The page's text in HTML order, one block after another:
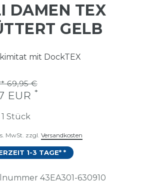
DAMEN TEX
GELB
mit DockTEX
69,95 €
EUR *
1 Stück
MwSt. zzgl. Versandkosten
1-3 TAGE* *
43EA301-630910